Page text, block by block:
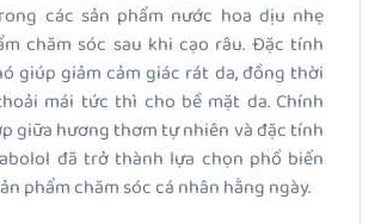
các sản phẩm nước hoa dịu nhẹ
chăm sóc sau khi cạo râu. Đặc tính
giúp giảm cảm giác rát da, đồng thời
mái tức thì cho bề mặt da. Chính
giữa hương thơm tự nhiên và đặc tính
đã trở thành lựa chọn phổ biến
phẩm chăm sóc cá nhân hằng ngày.